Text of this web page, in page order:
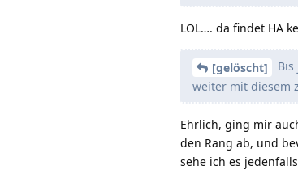
LOL…. da findet HA
[gelöscht]
weiter mit diesem
Ehrlich, ging mir
den Rang ab, und
sehe ich es jedenfalls